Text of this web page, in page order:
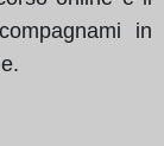
in